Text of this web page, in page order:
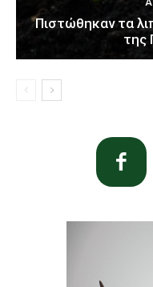
Πιστώθηκαν τα
της